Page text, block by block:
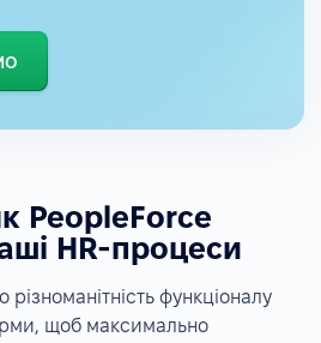
PeopleForce
HR-процеси
функціоналу
щоб максимально